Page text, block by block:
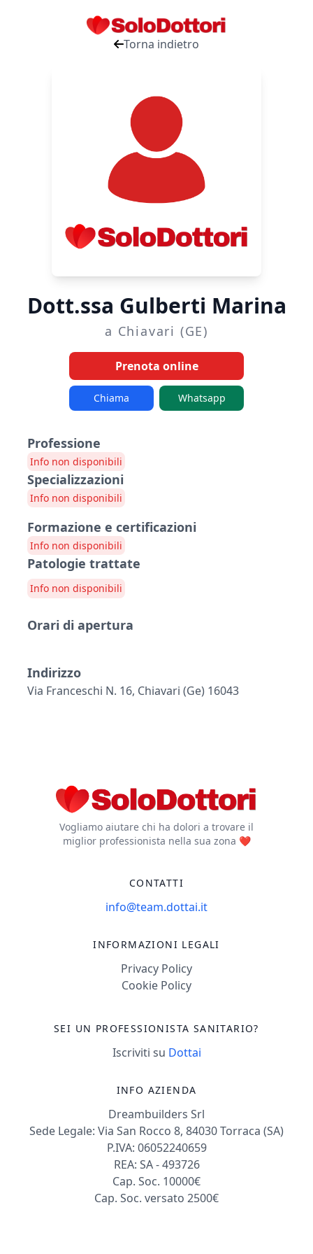
Torna indietro
Dott.ssa Gulberti Marina
a Chiavari (GE)
Prenota online
Chiama Whatsapp
Professione
Info non disponibili
Specializzazioni
Info non disponibili
Formazione e certificazioni
Info non disponibili
Patologie trattate
Info non disponibili
Orari di apertura
Indirizzo
Via Franceschi N. 16, Chiavari (ge) 16043
Vogliamo aiutare chi ha dolori a trovare il
miglior professionista nella sua zona ❤️
CONTATTI
info@team.dottai.it
INFORMAZIONI LEGALI
Privacy Policy
Cookie Policy
SEI UN PROFESSIONISTA SANITARIO?
Iscriviti su Dottai
INFO AZIENDA
Dreambuilders Srl
Sede Legale: Via San Rocco 8, 84030 Torraca (SA)
P.IVA: 06052240659
REA: SA - 493726
Cap. Soc. 10000€
Cap. Soc. versato 2500€